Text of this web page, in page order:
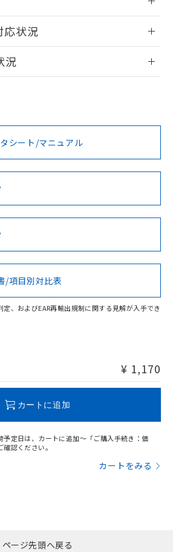
ます。
ログイン/会員登録
利用いただく前に、以下を必ずお読
応状況
・凡例
・凡例
Cd Cr(VI)
在する可能性があります。
況
型式承認
ノルウェー
BV型式承認
（フランス
KR型式
（韓国
No No
の製品の規格認証/適合状況ページへ
こちらのページからご検索ください
シート/マニュアル
/項目別対比表
、およびEAR再輸出規制に関する見解が入手でき
¥ 1,170
カートに追加
予定日は、カートに追加～「ご購入手続き：価
認ください。
カートをみる
当ウェブサイト上で当社にご
た部品リストについて、当社
社の共同利用者が、当社の製
に必要な範囲で利用すること
ください。
。
証明書をダウンロードするこ
。
に遡って非含有を証明する
せん。
令のフタル酸エステル類４
は、対応完了までの期間は出
応品が混在することから備考
載しておりました。
る
ページ先頭へ戻る